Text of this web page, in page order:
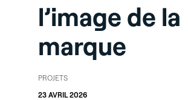
l’image de la
marque
PROJETS
23 AVRIL 2026